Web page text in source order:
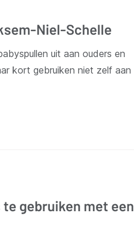
Niel-Schelle
uit aan ouders en
kort gebruiken niet zelf aan
gebruiken met een